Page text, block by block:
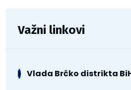
Važni linkovi
Vlada Brčko distrikta